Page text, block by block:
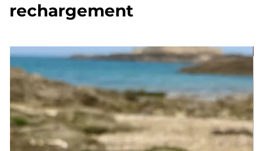
rechargement